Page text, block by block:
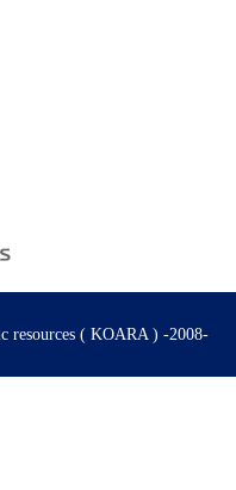
resources ( KOARA ) -2008-